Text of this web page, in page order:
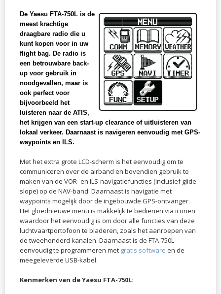
De Yaesu FTA-750L is de
meest krachtige
draagbare radio die u
kunt kopen voor in uw
flight bag. De radio is
een betrouwbare back-
up voor gebruik in
noodgevallen, maar is
ook perfect voor
bijvoorbeeld het
luisteren naar de ATIS,
het krijgen van een start-up clearance of uitluisteren van
lokaal verkeer. Daarnaast is navigeren eenvoudig met GPS-
waypoints en ILS.
Met het extra grote LCD-scherm is het eenvoudig om te
communiceren over de airband en bovendien gebruik te
maken van de VOR- en ILS-navigatiefuncties (inclusief glide
slope) op de NAV-band. Daarnaast is navigatie met
waypoints mogelijk door de ingebouwde GPS-ontvanger.
Het gloednieuwe menu is makkelijk te bedienen via iconen
waardoor het eenvoudig is om door alle functies van deze
luchtvaartportofoon te bladeren, zoals het aanroepen van
de tweehonderd kanalen. Daarnaast is de FTA-750L
eenvoudig te programmeren met gratis software en de
meegeleverde USB-kabel.
Kenmerken van de Yaesu FTA-750L: